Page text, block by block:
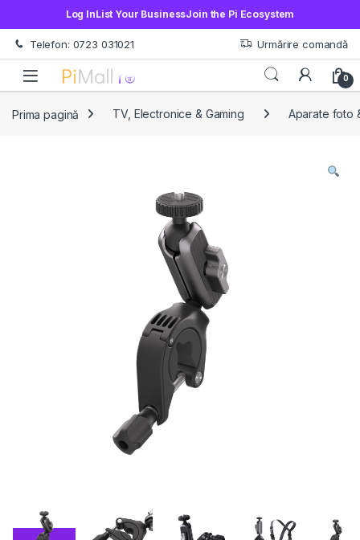
Log InList Your BusinessJoin the Pi Ecosystem
Treci la navigare
Sări la conținut
Telefon: 0723 031021 Urmărire comandă
Open 0
Prima pagină TV, Electronice & Gaming Aparate foto